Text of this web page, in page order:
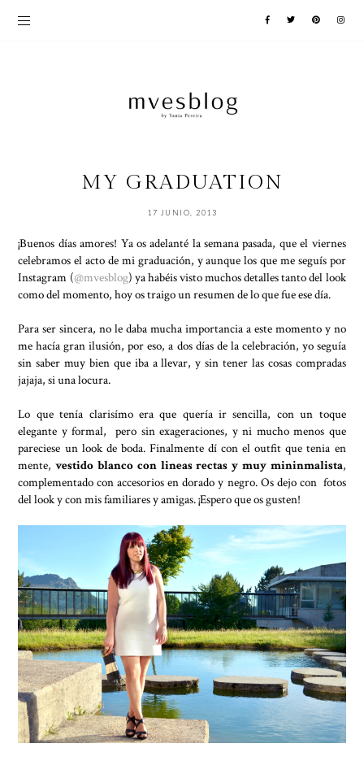
MY GRADUATION
17 JUNIO, 2013
¡Buenos días amores! Ya os adelanté la semana pasada, que el viernes
celebramos el acto de mi graduación, y aunque los que me seguís por
Instagram (@mvesblog) ya habéis visto muchos detalles tanto del look
como del momento, hoy os traigo un resumen de lo que fue ese día.
Para ser sincera, no le daba mucha importancia a este momento y no
me hacía gran ilusión, por eso, a dos días de la celebración, yo seguía
sin saber muy bien que iba a llevar, y sin tener las cosas compradas
jajaja, si una locura.
Lo que tenía clarisímo era que quería ir sencilla, con un toque
elegante y formal, pero sin exageraciones, y ni mucho menos que
pareciese un look de boda. Finalmente dí con el outfit que tenia en
mente,vestido blanco con lineas rectas y muy mininmalista,
complementado con accesorios en dorado y negro. Os dejo con fotos
del look y con mis familiares y amigas. ¡Espero que os gusten!